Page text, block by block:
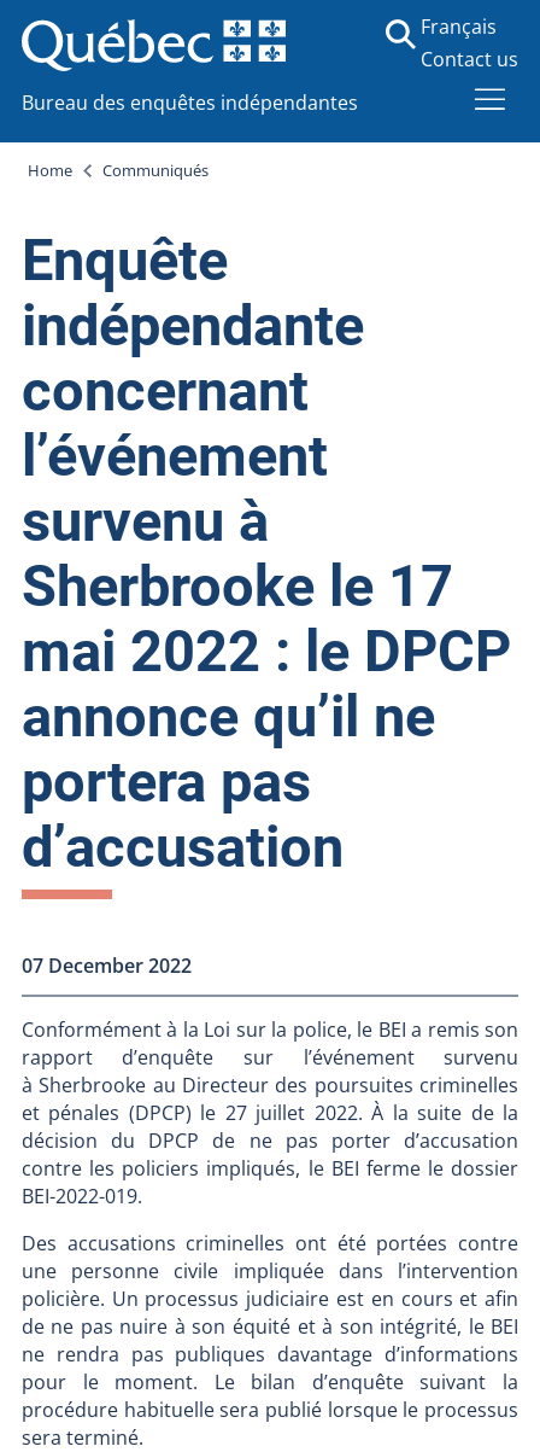
Bureau des enquêtes indépendantes
Français
Contact us
Home Communiqués
Enquête
indépendante
concernant
l’événement
survenu à
Sherbrooke le 17
mai 2022 : le DPCP
annonce qu’il ne
portera pas
d’accusation
07 December 2022
Conformément à la Loi sur la police, le BEI a remis son
rapport d’enquête sur l’événement survenu
à Sherbrooke au Directeur des poursuites criminelles
et pénales (DPCP) le 27 juillet 2022. À la suite de la
décision du DPCP de ne pas porter d’accusation
contre les policiers impliqués, le BEI ferme le dossier
BEI-2022-019.
Des accusations criminelles ont été portées contre
une personne civile impliquée dans l’intervention
policière. Un processus judiciaire est en cours et afin
de ne pas nuire à son équité et à son intégrité, le BEI
ne rendra pas publiques davantage d’informations
pour le moment. Le bilan d’enquête suivant la
procédure habituelle sera publié lorsque le processus
sera terminé.